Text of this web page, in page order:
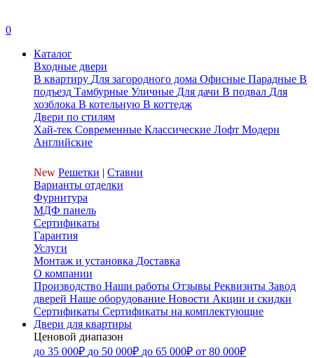
0
Каталог
Входные двери
В квартиру Для загородного дома Офисные Парадные В
подъезд Тамбурные Уличные Для дачи В подвал Для
хозблока В котельную В коттедж
Двери по стилям
Хай-тек Современные Классические Лофт Модерн
Английские
New Решетки | Ставни
Варианты отделки
Фурнитура
МДФ панель
Сертификаты
Гарантия
Услуги
Монтаж и установка Доставка
О компании
Производство Наши работы Отзывы Реквизиты Завод
дверей Наше оборудование Новости Акции и скидки
Сертификаты Сертификаты на комплектующие
Двери для квартиры
Ценовой диапазон
до 35 000₽ до 50 000₽ до 65 000₽ от 80 000₽